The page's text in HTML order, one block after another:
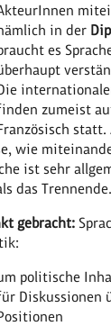
in der
es
zumeist
wie
ist sehr
das Trennende.
gebracht:
politische
Diskussionen